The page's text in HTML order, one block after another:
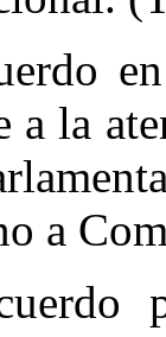
a la
a